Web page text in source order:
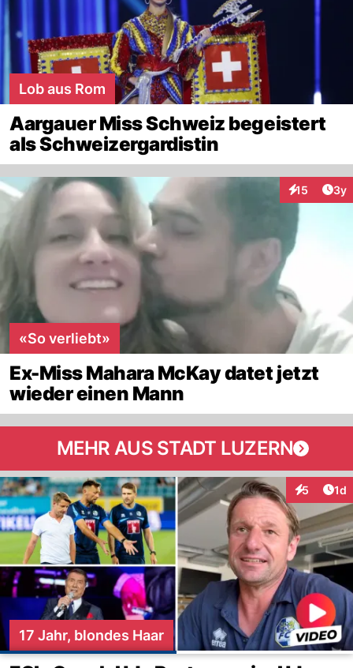
Lob aus Rom
Aargauer Miss Schweiz begeistert
als Schweizergardistin
15 3y
«So verliebt»
Ex-Miss Mahara McKay datet jetzt
wieder einen Mann
MEHR AUS STADT LUZERN
5 1d
17 Jahr, blondes Haar